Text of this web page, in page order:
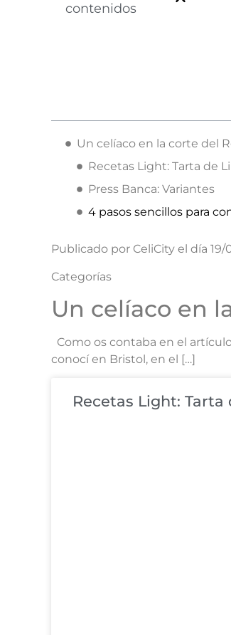
contenidos
Un celíaco en la corte del
Recetas Light: Tarta de
Press Banca: Variantes
4 pasos sencillos para
Publicado por CeliCity el día 19/
Categorías
Un celíaco en
Como os contaba en el
conocí en Bristol, en el […]
Recetas Light: Tarta